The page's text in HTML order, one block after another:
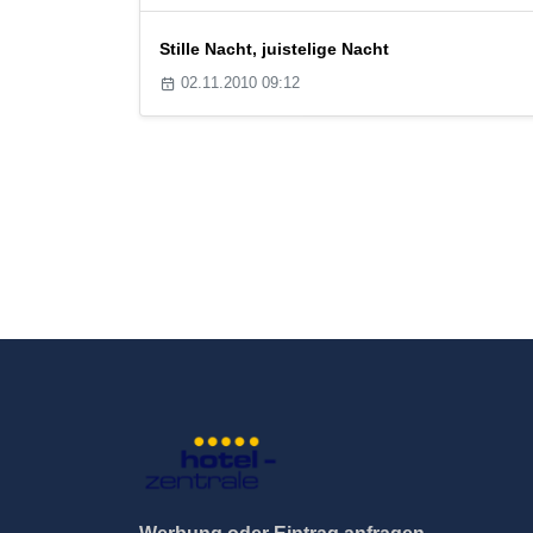
Stille Nacht, juistelige Nacht
02.11.2010 09:12